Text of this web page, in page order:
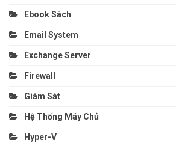
Ebook Sách
Email System
Exchange Server
Firewall
Giám Sát
Hệ Thống Máy Chủ
Hyper-V